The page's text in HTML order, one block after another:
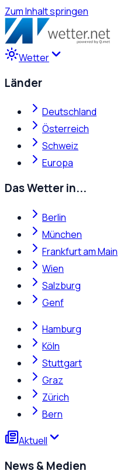
Zum Inhalt springen
Wetter
Länder
Deutschland
Österreich
Schweiz
Europa
Das Wetter in...
Berlin
München
Frankfurt am Main
Wien
Salzburg
Genf
Hamburg
Köln
Stuttgart
Graz
Zürich
Bern
Aktuell
News & Medien